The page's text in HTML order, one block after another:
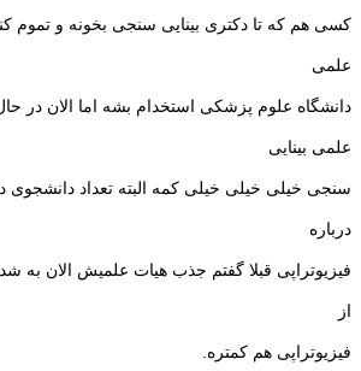
کسی هم که تا دکتری بینایی سنجی بخونه و تموم
علمی
دانشگاه علوم پزشکی استخدام بشه اما الان در
علمی بینایی
سنجی خیلی خیلی خیلی کمه البته تعداد
درباره
فیزیوتراپی قبلا گفتم جذب هیات علمیش الان به
از
فیزیوتراپی هم کمتره.